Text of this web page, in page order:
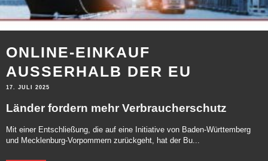
ONLINE-EINKAUF
AUSSERHALB DER EU
17. JULI 2025
Länder fordern mehr Verbraucherschutz
Mit einer Entschließung, die auf eine Initiative von Baden-Württemberg
und Mecklenburg-Vorpommern zurückgeht, hat der Bu...